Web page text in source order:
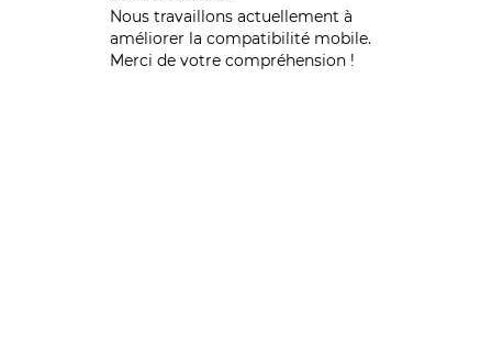
Nous travaillons actuellement à
améliorer la compatibilité mobile.
Merci de votre compréhension !